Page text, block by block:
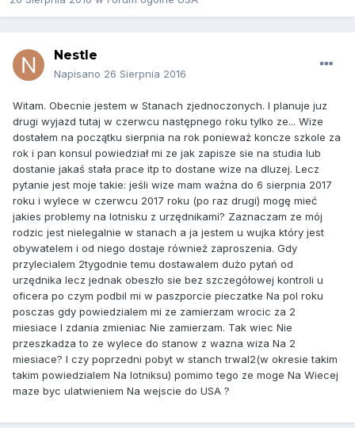
Nestle
Napisano 26 Sierpnia 2016
Witam. Obecnie jestem w Stanach zjednoczonych. I planuje juz
drugi wyjazd tutaj w czerwcu następnego roku tylko ze... Wize
dostałem na początku sierpnia na rok ponieważ koncze szkole za
rok i pan konsul powiedział mi ze jak zapisze sie na studia lub
dostanie jakaś stała prace itp to dostane wize na dluzej. Lecz
pytanie jest moje takie: jeśli wize mam ważna do 6 sierpnia 2017
roku i wylece w czerwcu 2017 roku (po raz drugi) mogę mieć
jakies problemy na lotnisku z urzędnikami? Zaznaczam ze mój
rodzic jest nielegalnie w stanach a ja jestem u wujka który jest
obywatelem i od niego dostaje również zaproszenia. Gdy
przylecialem 2tygodnie temu dostawalem dużo pytań od
urzędnika lecz jednak obeszło sie bez szczegółowej kontroli u
oficera po czym podbil mi w paszporcie pieczatke Na pol roku
posczas gdy powiedzialem mi ze zamierzam wrocic za 2
miesiace I zdania zmieniac Nie zamierzam. Tak wiec Nie
przeszkadza to ze wylece do stanow z wazna wiza Na 2
miesiace? I czy poprzedni pobyt w stanch trwal2(w okresie takim
takim powiedzialem Na lotniksu) pomimo tego ze moge Na Wiecej
maze byc ulatwieniem Na wejscie do USA ?